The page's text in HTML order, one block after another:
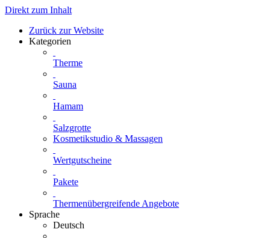
Direkt zum Inhalt
Zurück zur Website
Kategorien
Therme
Sauna
Hamam
Salzgrotte
Kosmetikstudio & Massagen
Wertgutscheine
Pakete
Thermenübergreifende Angebote
Sprache
Deutsch